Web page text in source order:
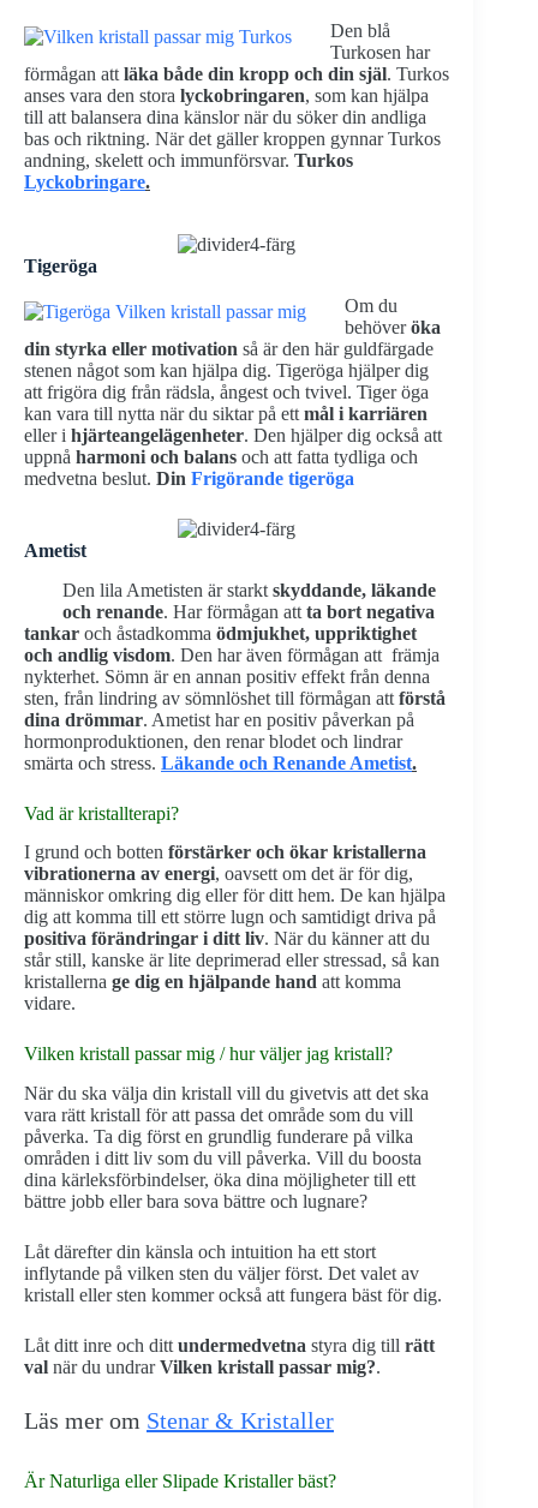
Den blå
Turkosen har
förmågan att läka både din kropp och din själ. Turkos
anses vara den stora lyckobringaren, som kan hjälpa
till att balansera dina känslor när du söker din andliga
bas och riktning. När det gäller kroppen gynnar Turkos
andning, skelett och immunförsvar. Turkos
Lyckobringare.
Tigeröga
Om du
behöveröka
din styrka eller motivation så är den här guldfärgade
stenen något som kan hjälpa dig. Tigeröga hjälper dig
att frigöra dig från rädsla, ångest och tvivel. Tiger öga
kan vara till nytta när du siktar på ett mål i karriären
eller i hjärteangelägenheter. Den hjälper dig också att
uppnå harmoni och balans och att fatta tydliga och
medvetna beslut. Din Frigörande tigeröga
Ametist
Den lila Ametisten är starkt skyddande, läkande
och renande. Har förmågan att ta bort negativa
tankar och åstadkomma ödmjukhet, uppriktighet
och andlig visdom. Den har även förmågan att främja
nykterhet. Sömn är en annan positiv effekt från denna
sten, från lindring av sömnlöshet till förmågan att förstå
dina drömmar. Ametist har en positiv påverkan på
hormonproduktionen, den renar blodet och lindrar
smärta och stress. Läkande och Renande Ametist.
Vad är kristallterapi?
I grund och botten förstärker och ökar kristallerna
vibrationerna av energi, oavsett om det är för dig,
människor omkring dig eller för ditt hem. De kan hjälpa
dig att komma till ett större lugn och samtidigt driva på
positiva förändringar i ditt liv. När du känner att du
står still, kanske är lite deprimerad eller stressad, så kan
kristallerna ge dig en hjälpande hand att komma
vidare.
Vilken kristall passar mig / hur väljer jag kristall?
När du ska välja din kristall vill du givetvis att det ska
vara rätt kristall för att passa det område som du vill
påverka. Ta dig först en grundlig funderare på vilka
områden i ditt liv som du vill påverka. Vill du boosta
dina kärleksförbindelser, öka dina möjligheter till ett
bättre jobb eller bara sova bättre och lugnare?
Låt därefter din känsla och intuition ha ett stort
inflytande på vilken sten du väljer först. Det valet av
kristall eller sten kommer också att fungera bäst för dig.
Låt ditt inre och ditt undermedvetna styra dig till rätt
val när du undrarVilken kristall passar mig?.
Läs mer om Stenar & Kristaller
Är Naturliga eller Slipade Kristaller bäst?